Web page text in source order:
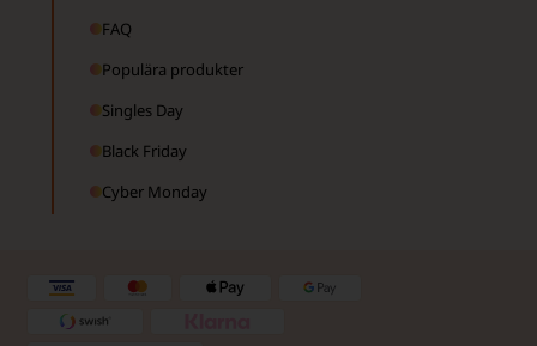
FAQ
Populära produkter
Singles Day
Black Friday
Cyber Monday